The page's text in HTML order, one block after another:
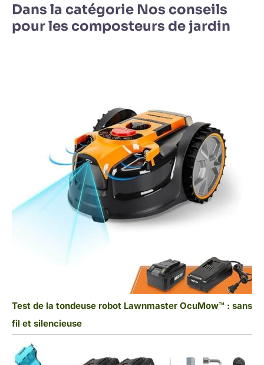
Dans la catégorie Nos conseils
pour les composteurs de jardin
Test de la tondeuse robot Lawnmaster OcuMow™ : sans
fil et silencieuse